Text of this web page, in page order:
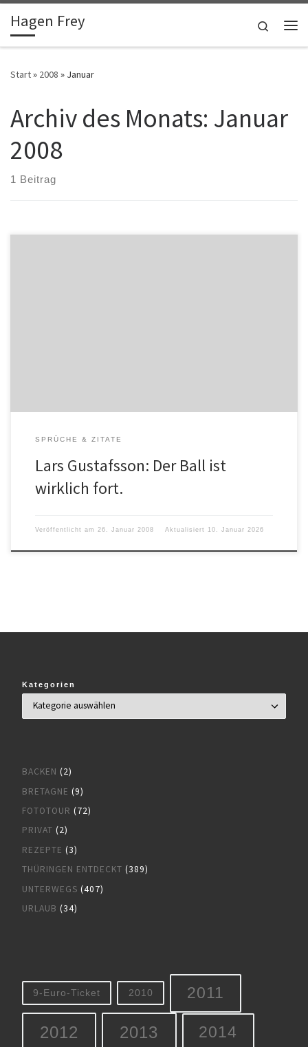
Zum Inhalt springen
Hagen Frey
Search
Start» 2008 » Januar
Archiv des Monats: Januar
2008
1 Beitrag
SPRÜCHE & ZITATE
Lars Gustafsson: Der Ball ist
wirklich fort.
Veröffentlicht am 26. Januar 2008 Aktualisiert 10. Januar 2026
Kategorien
BACKEN (2)
BRETAGNE (9)
FOTOTOUR (72)
PRIVAT (2)
REZEPTE (3)
THÜRINGEN ENTDECKT (389)
UNTERWEGS (407)
URLAUB (34)
9-Euro-Ticket 2010 2011
2012 2013 2014